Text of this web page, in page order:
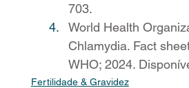
703.
World Health
Chlamydia. Fact
WHO; 2024.
Fertilidade & Gravidez